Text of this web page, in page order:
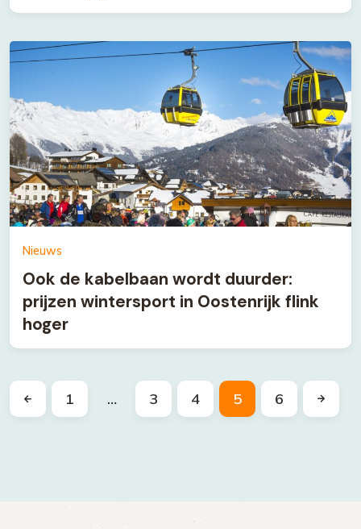
Nieuws
Ook de kabelbaan wordt duurder:
prijzen wintersport in Oostenrijk flink
hoger
1 … 3 4 5 6